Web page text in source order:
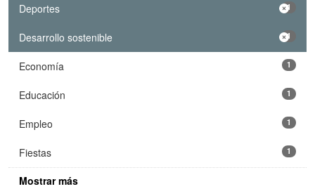
Deportes 1
Desarrollo sostenible 1
Economía 1
Educación 1
Empleo 1
Fiestas 1
Mostrar más